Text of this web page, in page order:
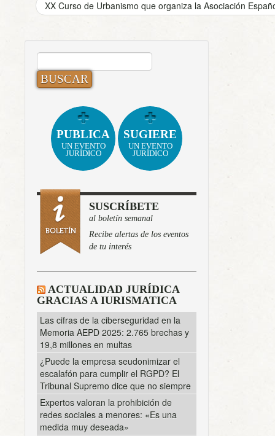
XX Curso de Urbanismo que organiza la Asociación
BUSCAR:
PUBLICA
UN EVENTO
JURÍDICO
SUGIERE
UN EVENTO
JURÍDICO
SUSCRÍBETE
al boletín semanal
Recibe alertas de los eventos
de tu interés
ACTUALIDAD JURÍDICA
GRACIAS A IURISMATICA
Las cifras de la ciberseguridad en la
Memoria AEPD 2025: 2.765 brechas y
19,8 millones en multas
¿Puede la empresa seudonimizar el
escalafón para cumplir el RGPD? El
Tribunal Supremo dice que no siempre
Expertos valoran la prohibición de
redes sociales a menores: «Es una
medida muy deseada»